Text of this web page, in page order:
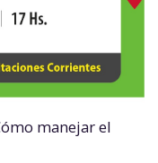
manejar el